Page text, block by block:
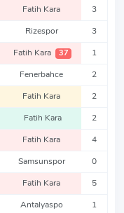
Fatih Kara 3
Rizespor 3
Fatih Kara 37 1
Fenerbahce 2
Fatih Kara 2
Fatih Kara 2
Fatih Kara 4
Samsunspor 0
Fatih Kara 5
Antalyaspo 1